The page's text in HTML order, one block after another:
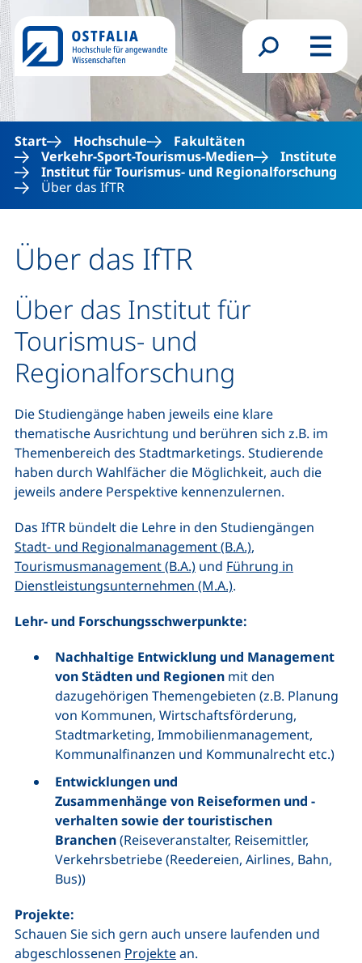
Direkt zum Inhalt
Suchformular
Menü
Start Hochschule
Fakultäten
Verkehr-Sport-Tourismus-Medien
Institute
Institut für Tourismus- und Regionalforschung
Über das IfTR
Über das IfTR
Über das Institut für
Tourismus- und
Regionalforschung
Die Studiengänge haben jeweils eine klare
thematische Ausrichtung und berühren sich z.B. im
Themenbereich des Stadtmarketings. Studierende
haben durch Wahlfächer die Möglichkeit, auch die
jeweils andere Perspektive kennenzulernen.
Das IfTR bündelt die Lehre in den Studiengängen
Stadt- und Regionalmanagement (B.A.),
Tourismusmanagement (B.A.) und Führung in
Dienstleistungsunternehmen (M.A.).
Lehr- und Forschungsschwerpunkte:
Nachhaltige Entwicklung und Management
von Städten und Regionen mit den
dazugehörigen Themengebieten (z.B. Planung
von Kommunen, Wirtschaftsförderung,
Stadtmarketing, Immobilienmanagement,
Kommunalfinanzen und Kommunalrecht etc.)
Entwicklungen und
Zusammenhänge von Reiseformen und -
verhalten sowie der touristischen
Branchen(Reiseveranstalter, Reisemittler,
Verkehrsbetriebe (Reedereien, Airlines, Bahn,
Bus))
Projekte:
Schauen Sie sich gern auch unsere laufenden und
abgeschlossenen Projektean.